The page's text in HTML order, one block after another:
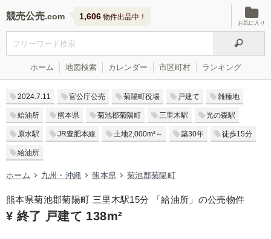
競売公売 1,606 物件出品中！
お気に入り
ホーム 地図検索 カレンダー 市区町村 ランキング
2024.7.11 官公庁公売 菊陽町役場 戸建て 雑種地
給油所 熊本県 菊池郡菊陽町 三里木駅 光の森駅
原水駅 JR豊肥本線 土地2,000m²～ 築30年 徒歩15分
給油所
ホーム 九州・沖縄 熊本県 菊池郡菊陽町
熊本県菊池郡菊陽町 三里木駅15分 「給油所」の公売物件
¥ 終了 戸建て 138m²